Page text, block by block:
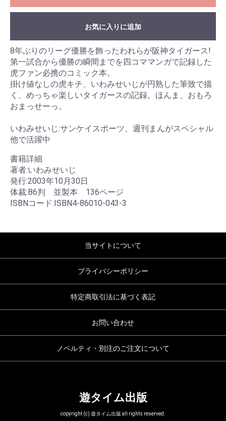
お気に入りに追加
8年ぶりのリーグ優勝を飾ったわれらが阪神タイガース!
第一試合から優勝の瞬間までを四コママンガで記録した
虎ファン必携のコミック本。
掛け値なしの虎キチ、いわみせいじが円熟した筆致で描
く、めっちゃ楽しいタイガースの記録。ほんま、おもろ
おまっせーっ。
いわみせいじ:サンケイスポーツ、週刊まんがスペシャル
他で活躍中
書籍詳細
著者:いわみせいじ
発行:2003年10月30日
体裁:B6判 並製本 136ページ
ISBNコード:ISBN4-86010-043-3
当サイトについて
プライバシーポリシー
特定商取引法に基づく表記
お問い合わせ
ノベルティ・別注のご注文について
遊タイム出版
copyright (c) 遊タイム出版 all rights reserved.